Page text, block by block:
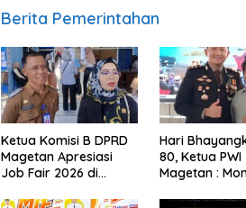
Berita Pemerintahan
Ketua Komisi B DPRD
Magetan Apresiasi
Job Fair 2026 di
Hari
80, Ketua PWI
Magetan :